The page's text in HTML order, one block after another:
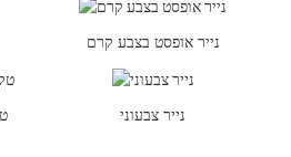
נייר אופסט בצבע קרם
נייר צבעוני